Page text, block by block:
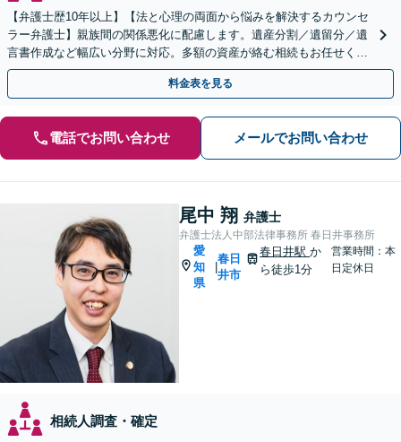
【弁護士歴10年以上】【法と心理の両面から悩みを解決するカウンセ
ラー弁護士】親族間の関係悪化に配慮します。遺産分割／遺留分／遺
言書作成など幅広い分野に対応。多額の資産が絡む相続もお任せくだ
さい。【夜間・休日の相談可能】【駐車場完備】
料金表を見る
電話でお問い合わせ メールでお問い合わせ
尾中 翔 弁護士
弁護士法人中部法律事務所 春日井事務所
愛
知
県
春日
井市
春日井駅か
ら徒歩1分
営業時間：本
日定休日
相続人調査・確定